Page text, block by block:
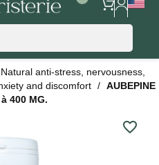
Natural anti-stress, nervousness,
and discomfort
AUBEPINE
400 MG.
favorite_border